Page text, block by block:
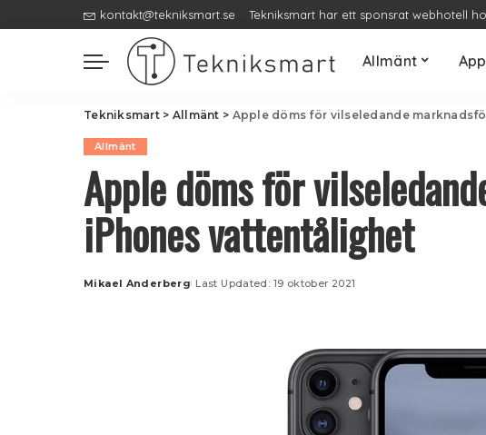
kontakt@tekniksmart.se Tekniksmart har ett sponsrat webhotell
Allmänt
Tekniksmart> Allmänt > Apple döms för vilseledande
Allmänt
Apple döms för
iPhones vattentålighet
Posted
Mikael Anderberg Last Updated: 19 oktober 2021